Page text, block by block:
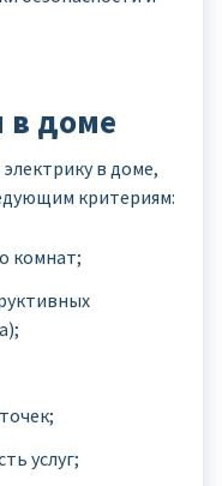
в доме
в доме,
критериям:
комнат;
услуг;